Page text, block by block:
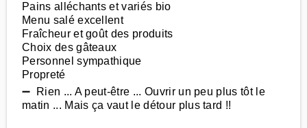
Pains alléchants et variés bio
Menu salé excellent
Fraîcheur et goût des produits
Choix des gâteaux
Personnel sympathique
Propreté
➖ Rien ... A peut-être ... Ouvrir un peu plus tôt le
matin ... Mais ça vaut le détour plus tard !!